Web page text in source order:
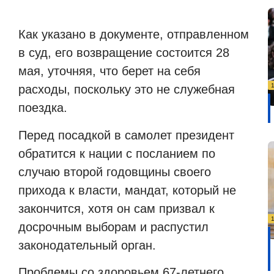
Как указано в документе, отправленном
в суд, его возвращение состоится 28
мая, уточняя, что берет на себя
расходы, поскольку это не служебная
поездка.
Перед посадкой в самолет президент
обратится к нации с посланием по
случаю второй годовщины своего
прихода к власти, мандат, который не
закончится, хотя он сам призвал к
досрочным выборам и распустил
законодательный орган.